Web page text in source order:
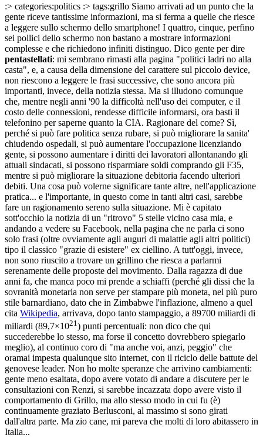
:> categories:politics :> tags:grillo Siamo arrivati ad un punto che la
gente riceve tantissime informazioni, ma si ferma a quelle che riesce
a leggere sullo schermo dello smartphone! I quattro, cinque, perfino
sei pollici dello schermo non bastano a mostrare informazioni
complesse e che richiedono infiniti distinguo. Dico gente per dire
pentastellati: mi sembrano rimasti alla pagina "politici ladri no alla
casta", e, a causa della dimensione del carattere sul piccolo device,
non riescono a leggere le frasi successive, che sono ancora più
importanti, invece, della notizia stessa. Ma si illudono comunque
che, mentre negli anni '90 la difficoltà nell'uso dei computer, e il
costo delle connessioni, rendesse difficile informarsi, ora basti il
telefonino per saperne quanto la CIA. Ragionare del come? Sì,
perché si può fare politica senza rubare, si può migliorare la sanita'
chiudendo ospedali, si può aumentare l'occupazione licenziando
gente, si possono aumentare i diritti dei lavoratori allontanando gli
attuali sindacati, si possono risparmiare soldi comprando gli F35,
mentre si può migliorare la situazione debitoria facendo ulteriori
debiti. Una cosa può volerne significare tante altre, nell'applicazione
pratica... e l'importante, in questo come in tanti altri casi, sarebbe
fare un ragionamento sereno sulla situazione. Mi è capitato
sott'occhio la notizia di un "ritrovo" 5 stelle vicino casa mia, e
andando a vedere su Facebook, nella pagina che ne parla ci sono
solo frasi (oltre ovviamente agli auguri di malattie agli altri politici)
tipo il classico "grazie di esistere" ex ciellino. A tutt'oggi, invece,
non sono riuscito a trovare un grillino che riesca a parlarmi
serenamente delle proposte del movimento. Dalla ragazza di due
anni fa, che manca poco mi prende a schiaffi (perché gli dissi che la
sovranità monetaria non serve per stampare più moneta, nel più puro
stile barnardiano, dato che in Zimbabwe l'inflazione, almeno a quel
cita Wikipedia, arrivava, dopo tanto stampaggio, a 89700 miliardi di
miliardi (89,7×1021 ) punti percentuali: non dico che qui
succederebbe lo stesso, ma forse il concetto dovrebbero spiegarlo
meglio), al continuo coro di "ma anche voi, anzi, peggio" che
oramai impesta qualunque sito internet, con il riciclo delle battute del
genovese leader. Non ho molte speranze che arrivino cambiamenti:
gente meno esaltata, dopo avere votato di andare a discutere per le
consultazioni con Renzi, si sarebbe incazzata dopo avere visto il
comportamento di Grillo, ma allo stesso modo in cui fu (è)
continuamente graziato Berlusconi, al massimo si sono girati
dall'altra parte. Ma zio cane, mi pareva che molti di loro abitassero in
Italia...